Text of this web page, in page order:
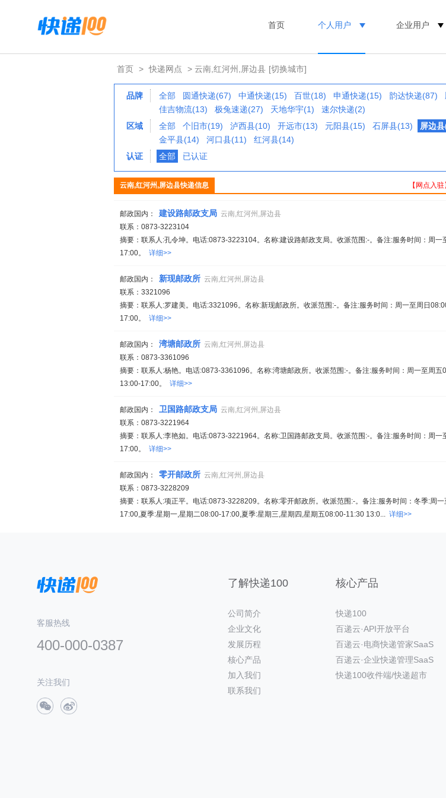
首页 个人用户 企业用户
首页 > 快递网点 > 云南,红河州,屏边县 [切换城市]
品牌 全部 圆通快递(67) 中通快递(15) 百世(18) 申通快递(15) 韵达快递(87)
佳吉物流(13)
极兔速递(27) 天地华宇(1)
速尔快递(2)
区域
全部 个旧市(19) 泸西县(10) 开远市(13) 元阳县(15) 石屏县(13) 屏边
金平县(14)
河口县(11)
红河县(14)
认证
全部 已认证
【网点入
云南,红河州,屏边县快递信息
邮政国内： 建设路邮政支局 云南,红河州,屏边县
联系：0873-3223104
摘要：联系人:孔令坤。电话:0873-3223104。名称:建设路邮政支局。收派范围:-。备注:服务时间：周一
17:00。 详细>>
邮政国内： 新现邮政所 云南,红河州,屏边县
联系：3321096
摘要：联系人:罗建美。电话:3321096。名称:新现邮政所。收派范围:-。备注:服务时间：周一至周日
17:00。 详细>>
邮政国内： 湾塘邮政所 云南,红河州,屏边县
联系：0873-3361096
摘要：联系人:杨艳。电话:0873-3361096。名称:湾塘邮政所。收派范围:-。备注:服务时间：周一至周五
13:00-17:00。 详细>>
邮政国内： 卫国路邮政支局 云南,红河州,屏边县
联系：0873-3221964
摘要：联系人:李艳如。电话:0873-3221964。名称:卫国路邮政支局。收派范围:-。备注:服务时间：周一
17:00。 详细>>
邮政国内： 零开邮政所 云南,红河州,屏边县
联系：0873-3228209
摘要：联系人:项正平。电话:0873-3228209。名称:零开邮政所。收派范围:-。备注:服务时间：冬季:周
17:00,夏季:星期一,星期二08:00-17:00,夏季:星期三,星期四,星期五08:00-11:30 13:0... 详细>>
客服热线
400-000-0387
关注我们
了解快递100
公司简介
企业文化
发展历程
核心产品
加入我们
联系我们
核心产品
快递100
百递云·API开放平台
百递云·电商快递管家SaaS
百递云·企业快递管理SaaS
快递100收件端/快递超市